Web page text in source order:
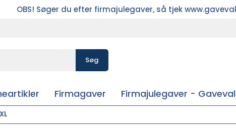
OBS! Søger du efter firmajulegaver, så tjek
Søg
Firmagaver Firmajulegaver -